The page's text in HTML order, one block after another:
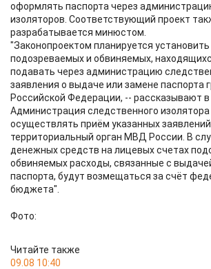
оформлять паспорта через
изоляторов. Соответствующий проект
разрабатывается минюстом.
"Законопроектом планируется
подозреваемых и обвиняемых,
подавать через администрацию
заявления о выдаче или замене паспорта
Российской Федерации, -- рассказывают
Администрация следственного изолятора
осуществлять приём указанных
территориальный орган МВД России. В
денежных средств на лицевых счетах
обвиняемых расходы, связанные с
паспорта, будут возмещаться за счёт
бюджета".
Фото:
Читайте также
09.08 10:40